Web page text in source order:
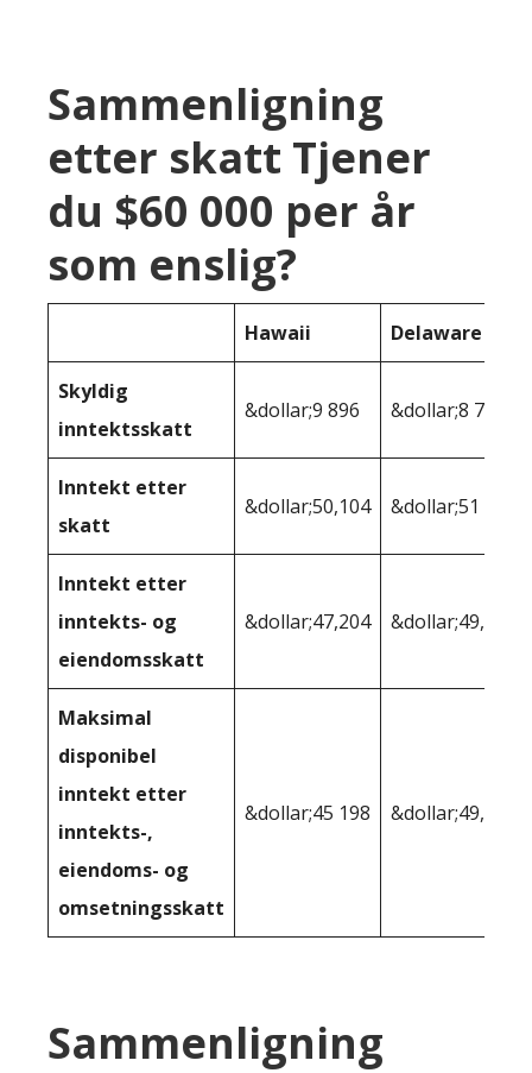
Sammenligning
etter skatt Tjener
du $60 000 per år
som enslig?
Hawaii Delaware
Skyldig
inntektsskatt
&dollar;9 896 &dollar;8 725
Inntekt etter
skatt
&dollar;50,104 &dollar;51 275
Inntekt etter
inntekts- og
eiendomsskatt
&dollar;47,204 &dollar;49,511
Maksimal
disponibel
inntekt etter
inntekts-,
eiendoms- og
omsetningsskatt
&dollar;45 198 &dollar;49,511
Sammenligning